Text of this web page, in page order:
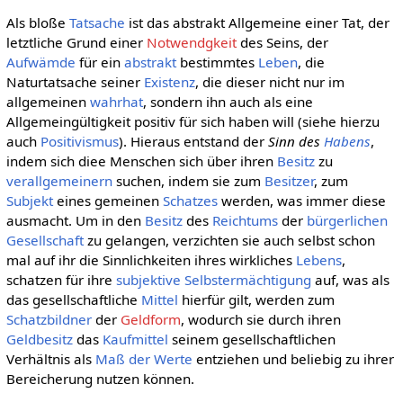
Als bloße Tatsache ist das abstrakt Allgemeine einer Tat, der
letztliche Grund einer Notwendgkeitdes Seins, der
Aufwämde für ein abstraktbestimmtes Leben, die
Naturtatsache seiner Existenz, die dieser nicht nur im
allgemeinen wahrhat, sondern ihn auch als eine
Allgemeingültigkeit positiv für sich haben will (siehe hierzu
auch Positivismus). Hieraus entstand der Sinn des Habens,
indem sich diee Menschen sich über ihren Besitzzu
verallgemeinernsuchen, indem sie zum Besitzer, zum
Subjekteines gemeinen Schatzeswerden, was immer diese
ausmacht. Um in den Besitzdes Reichtumsder bürgerlichen
Gesellschaftzu gelangen, verzichten sie auch selbst schon
mal auf ihr die Sinnlichkeiten ihres wirkliches Lebens,
schatzen für ihre subjektive Selbstermächtigung auf, was als
das gesellschaftliche Mittel hierfür gilt, werden zum
Schatzbildnerder Geldform, wodurch sie durch ihren
Geldbesitzdas Kaufmittel seinem gesellschaftlichen
Verhältnis als Maß der Werte entziehen und beliebig zu ihrer
Bereicherung nutzen können.